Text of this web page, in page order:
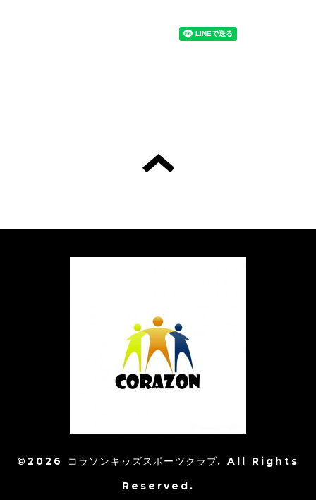
©2026 コラソンキッズスポーツクラブ. All Rights
Reserved.